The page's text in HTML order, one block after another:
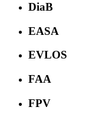
DiaB
EASA
EVLOS
FAA
FPV